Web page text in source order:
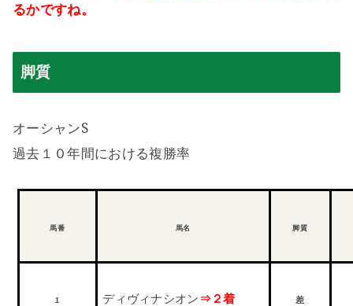
るかですね。
脚質
オーシャンS
過去１０年間における複勝率
馬番 馬名 脚質
1 ディヴィナシオン ⇒２着 差